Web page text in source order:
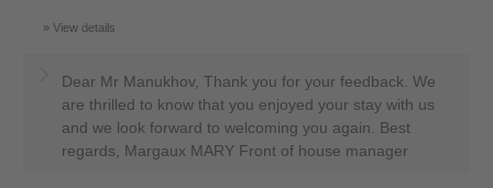
View details
Dear Mr Manukhov, Thank you for your feedback. We
are thrilled to know that you enjoyed your stay with us
and we look forward to welcoming you again. Best
regards, Margaux MARY Front of house manager